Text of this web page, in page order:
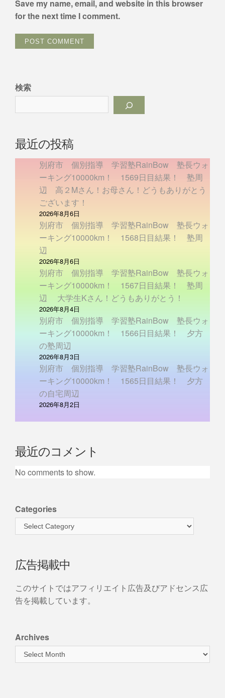
Save my name, email, and website in this browser
for the next time I comment.
検索
最近の投稿
別府市 個別指導 学習塾RainBow 塾長ウォ
ーキング10000km！ 1569日目結果！ 塾周
辺 高２Mさん！お母さん！どうもありがとう
ございます！
2026年8月6日
別府市 個別指導 学習塾RainBow 塾長ウォ
ーキング10000km！ 1568日目結果！ 塾周
辺
2026年8月6日
別府市 個別指導 学習塾RainBow 塾長ウォ
ーキング10000km！ 1567日目結果！ 塾周
辺 大学生Kさん！どうもありがとう！
2026年8月4日
別府市 個別指導 学習塾RainBow 塾長ウォ
ーキング10000km！ 1566日目結果！ 夕方
の塾周辺
2026年8月3日
別府市 個別指導 学習塾RainBow 塾長ウォ
ーキング10000km！ 1565日目結果！ 夕方
の自宅周辺
2026年8月2日
最近のコメント
No comments to show.
Categories
広告掲載中
このサイトではアフィリエイト広告及びアドセンス広
告を掲載しています。
Archives